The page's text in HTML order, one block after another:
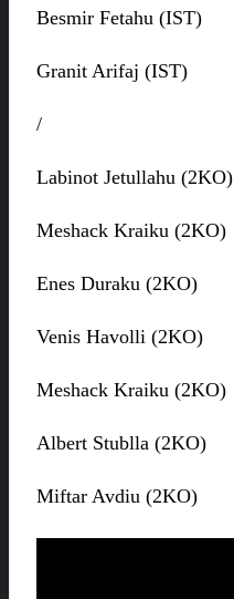
Besmir Fetahu (IST)
Granit Arifaj (IST)
/
Labinot Jetullahu (2KO)
Meshack Kraiku (2KO)
Enes Duraku (2KO)
Venis Havolli (2KO)
Meshack Kraiku (2KO)
Albert Stublla (2KO)
Miftar Avdiu (2KO)